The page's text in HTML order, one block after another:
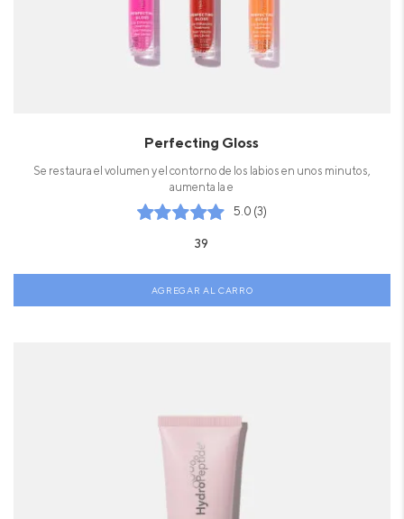
Perfecting Gloss
Se restaura el volumen y el contorno de los labios en unos minutos,
aumenta la e
5.0 (3)
39
AGREGAR AL CARRO